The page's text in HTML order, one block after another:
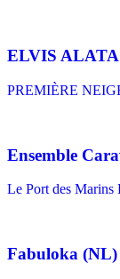
ELVIS
PREMIÈRE
Ensemble
Le Port des Marins
Fabuloka (NL)